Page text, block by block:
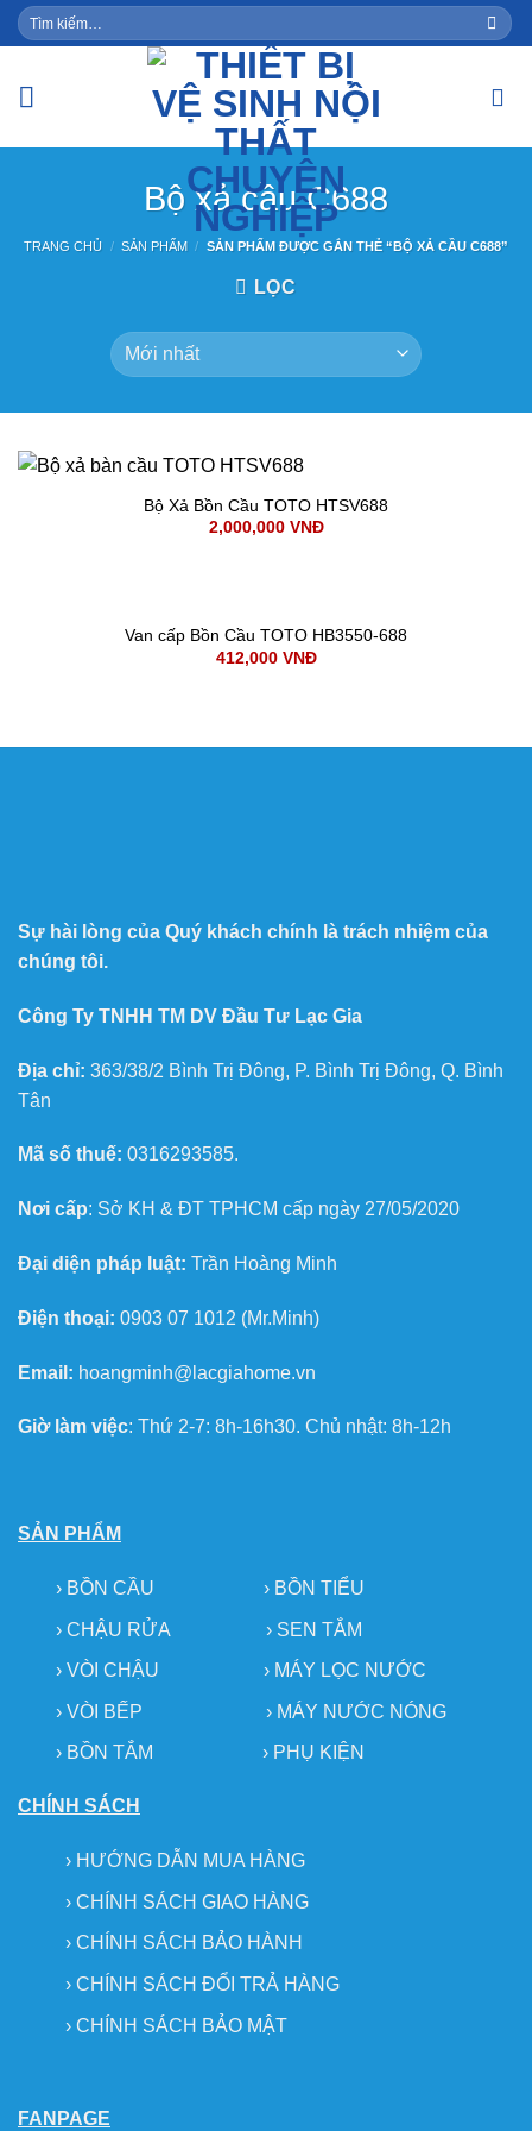
Skip
to
Tìm
kiếm:
Bộ xả cầu C688
TRANG CHỦ / SẢN PHẨM / SẢN PHẨM ĐƯỢC GẮN THẺ “BỘ XẢ CẦU C688”
LỌC
Bộ Xả Bồn Cầu TOTO HTSV688
2,000,000 VNĐ
Van cấp Bồn Cầu TOTO HB3550-688
412,000 VNĐ
Sự hài lòng của Quý khách chính là trách nhiệm của
chúng tôi.
Công Ty TNHH TM DV Đầu Tư Lạc Gia
Địa chỉ: 363/38/2 Bình Trị Đông, P. Bình Trị Đông, Q. Bình
Tân
Mã số thuế: 0316293585.
Nơi cấp: Sở KH & ĐT TPHCM cấp ngày 27/05/2020
Đại diện pháp luật: Trần Hoàng Minh
Điện thoại: 0903 07 1012 (Mr.Minh)
Email: hoangminh@lacgiahome.vn
Giờ làm việc: Thứ 2-7: 8h-16h30. Chủ nhật: 8h-12h
SẢN PHẨM
› BỒN CẦU › BỒN TIỂU
› CHẬU RỬA › SEN TẮM
› VÒI CHẬU › MÁY LỌC NƯỚC
› VÒI BẾP › MÁY NƯỚC NÓNG
› BỒN TẮM › PHỤ KIỆN
CHÍNH SÁCH
› HƯỚNG DẪN MUA HÀNG
› CHÍNH SÁCH GIAO HÀNG
› CHÍNH SÁCH BẢO HÀNH
› CHÍNH SÁCH ĐỔI TRẢ HÀNG
› CHÍNH SÁCH BẢO MẬT
FANPAGE